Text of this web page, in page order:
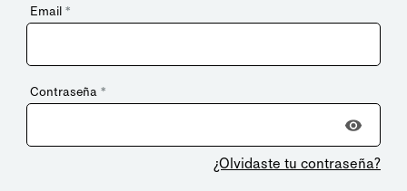
Email *
Contraseña *
¿Olvidaste tu contraseña?